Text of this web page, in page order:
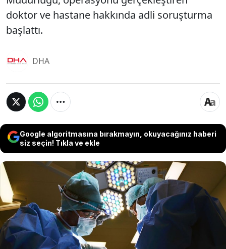
doktor ve hastane hakkında adli soruşturma
başlattı.
DHA
Google algoritmasına bırakmayın, okuyacağınız haberi
siz seçin! Tıkla ve ekle
Nazilli Kahveciler Odası Başkanı Birol Şenkal,
özel hastanede yapılan yağ aldırma
operasyonunun ardından hayatını kaybetti.
Şenkal'ın ölümüne ilişkin Aydın İl Sağlık
Müdürlüğü, operasyonu gerçekleştiren doktor